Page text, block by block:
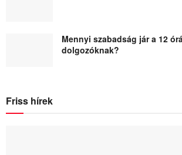
Mennyi szabadság jár a 12
dolgozóknak?
Friss hírek